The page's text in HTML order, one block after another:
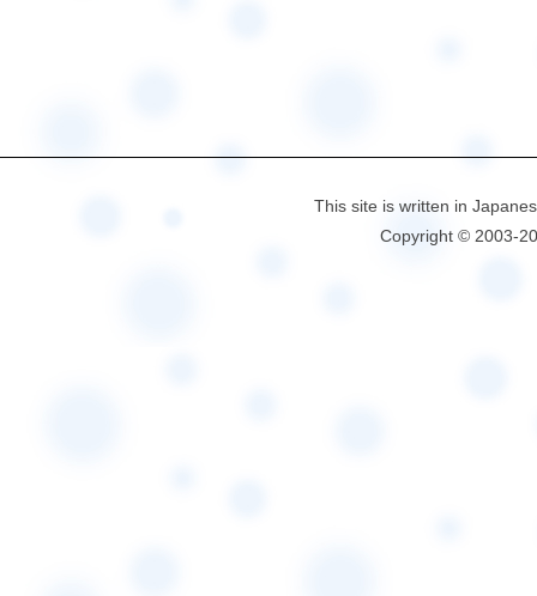
This site is written in
Copyright © 2003-